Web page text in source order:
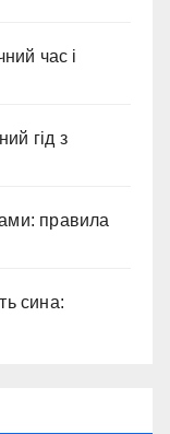
час і
гід з
правила
сина: